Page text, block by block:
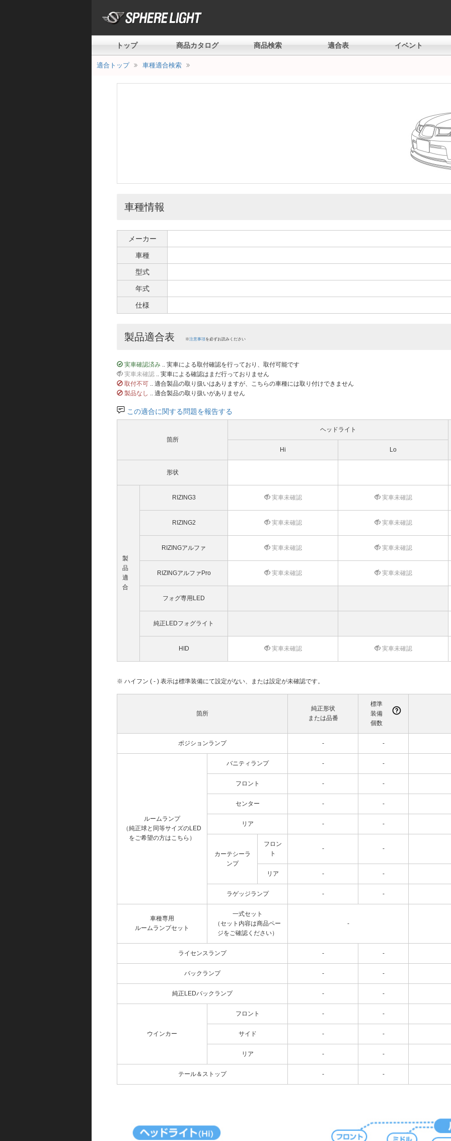
トップ 商品カタログ 商品検索 適合表 イベント
適合トップ 車種適合検索
車種情報
メーカー
車種
型式
年式
仕様
製品適合表 ※注意事項を必ずお読みください
実車確認済み .. 実車による取付確認を行っており、取付可能です
実車未確認 .. 実車による確認はまだ行っておりません
取付不可 .. 適合製品の取り扱いはありますが、こちらの車種には取り付けできません
製品なし .. 適合製品の取り扱いがありません
この適合に関する問題を報告する
箇所
ヘッドライト
Hi Lo
形状
製
品
適
合
RIZING3 実車未確認 実車未確認
RIZING2 実車未確認 実車未確認
RIZINGアルファ 実車未確認 実車未確認
RIZINGアルファPro 実車未確認 実車未確認
フォグ専用LED
純正LEDフォグライト
HID 実車未確認 実車未確認
※ ハイフン ( - ) 表示は標準装備にて設定がない、または設定が未確認です。
箇所
純正形状
または品番
標準
装備
個数
ポジションランプ - -
ルームランプ
（純正球と同等サイズのLED
をご希望の方はこちら）
バニティランプ - -
フロント - -
センター - -
リア - -
カーテシーラ
ンプ
フロン
ト
- -
リア - -
ラゲッジランプ - -
車種専用
ルームランプセット
一式セット
（セット内容は商品ペー
ジをご確認ください）
-
ライセンスランプ - -
バックランプ - -
純正LEDバックランプ - -
ウインカー
フロント - -
サイド - -
リア - -
テール＆ストップ - -